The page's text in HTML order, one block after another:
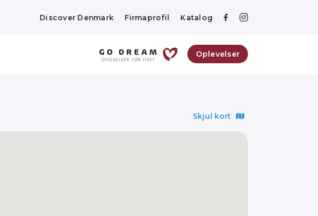
Discover Denmark Firmaprofil Katalog
Oplevelser
Skjul kort